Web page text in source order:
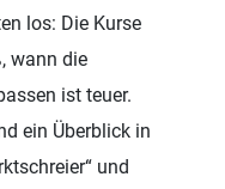
los: Die Kurse
wann die
ist teuer.
ein Überblick in
und